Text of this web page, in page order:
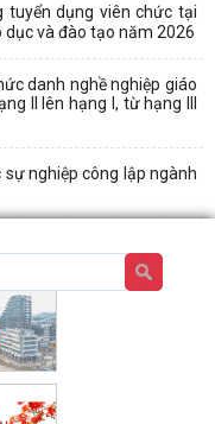
tuyển dụng viên chức tại
dục và đào tạo năm 2026
danh nghề nghiệp giáo
II lên hạng I, từ hạng III
nghiệp công lập ngành